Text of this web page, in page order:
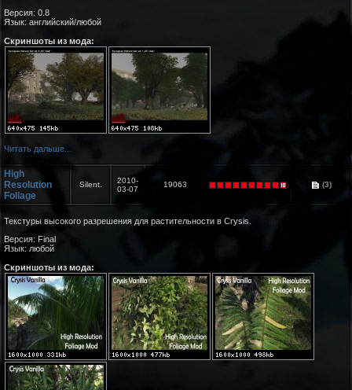
Версия: 0.8
Язык: английский/любой
Скриншоты из мода:
Читать дальше...
High
Resolution
Foliage
Silent.
2010-
03-07
19063 (3)
Текстуры высокого разрешения для растительности в Crysis.
Версия: Final
Язык: любой
Скриншоты из мода: